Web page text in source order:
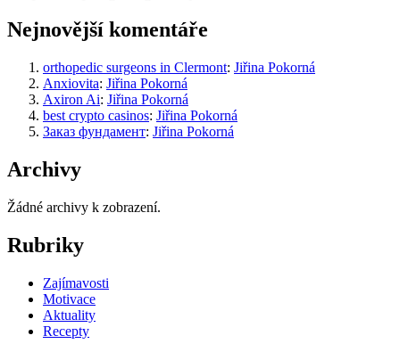
Nejnovější komentáře
orthopedic surgeons in Clermont: Jiřina Pokorná
Anxiovita: Jiřina Pokorná
Axiron Ai: Jiřina Pokorná
best crypto casinos: Jiřina Pokorná
Заказ фундамент: Jiřina Pokorná
Archivy
Žádné archivy k zobrazení.
Rubriky
Zajímavosti
Motivace
Aktuality
Recepty